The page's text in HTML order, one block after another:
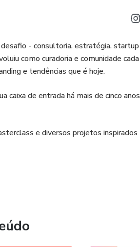
- consultoria, estratégia, startup
como curadoria e comunidade cada
e tendências que é hoje.
caixa de entrada há mais de cinco anos
e diversos projetos inspirados
que eu gosto de criar e
serão compartilhadas nesta aula.